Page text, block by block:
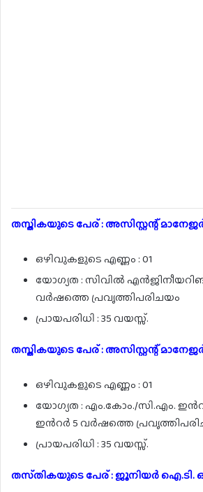
തസ്തികയുടെ പേര് : അസിസ്റ്റന്റ്
ഒഴിവുകളുടെ എണ്ണം : 01
യോഗ്യത : സിവിൽ
വർഷത്തെ പ്രവൃത്തിപരിചയം
പ്രായപരിധി : 35 വയസ്സ്.
തസ്തികയുടെ പേര് : അസിസ്റ്റന്റ്
ഒഴിവുകളുടെ എണ്ണം : 01
യോഗ്യത : എം.കോം./സി.എം.
ഇൻറർ 5 വർഷത്തെ
പ്രായപരിധി : 35 വയസ്സ്.
തസ്‌തികയുടെ പേര് : ജൂനിയർ ഐ.ടി.